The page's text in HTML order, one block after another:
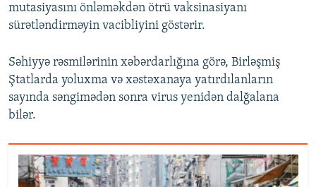
mutasiyasını önləməkdən ötrü vaksinasiyanı
sürətləndirməyin vacibliyini göstərir.
Səhiyyə rəsmilərinin xəbərdarlığına görə, Birləşmiş
Ştatlarda yoluxma və xəstəxanaya yatırdılanların
sayında səngimədən sonra virus yenidən dalğalana
bilər.